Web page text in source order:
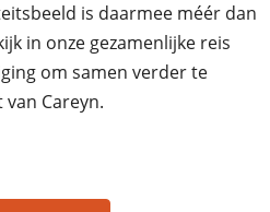
is daarmee méér dan
in onze gezamenlijke reis
om samen verder te
Careyn.